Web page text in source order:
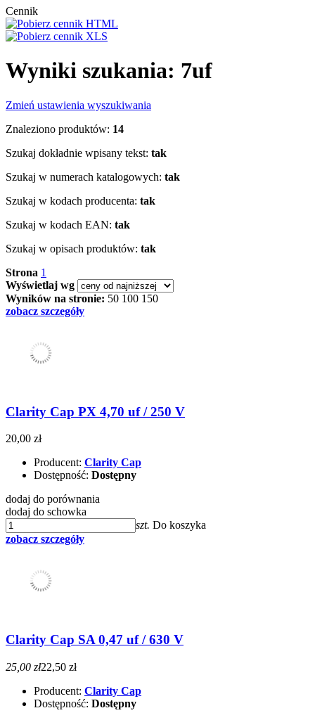
Cennik
Wyniki szukania: 7uf
Zmień ustawienia wyszukiwania
Znaleziono produktów: 14
Szukaj dokładnie wpisany tekst: tak
Szukaj w numerach katalogowych: tak
Szukaj w kodach producenta: tak
Szukaj w kodach EAN: tak
Szukaj w opisach produktów: tak
Strona 1
Wyświetlaj wg
Wyników na stronie: 50 100 150
zobacz szczegóły
Clarity Cap PX 4,70 uf / 250 V
20,00 zł
Producent: Clarity Cap
Dostępność: Dostępny
dodaj do porównania
dodaj do schowka
szt. Do koszyka
zobacz szczegóły
Clarity Cap SA 0,47 uf / 630 V
25,00 zł22,50 zł
Producent: Clarity Cap
Dostępność: Dostępny